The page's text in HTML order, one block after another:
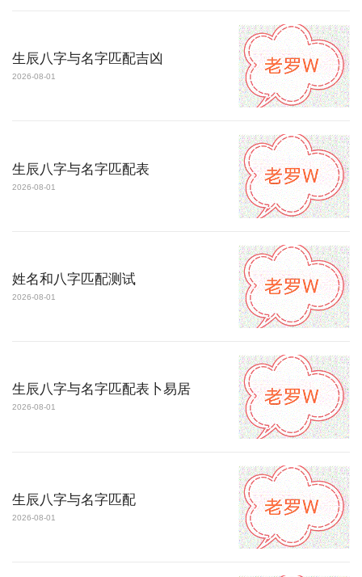
生辰八字与名字匹配吉凶
2026-08-01
生辰八字与名字匹配表
2026-08-01
姓名和八字匹配测试
2026-08-01
生辰八字与名字匹配表卜易居
2026-08-01
生辰八字与名字匹配
2026-08-01